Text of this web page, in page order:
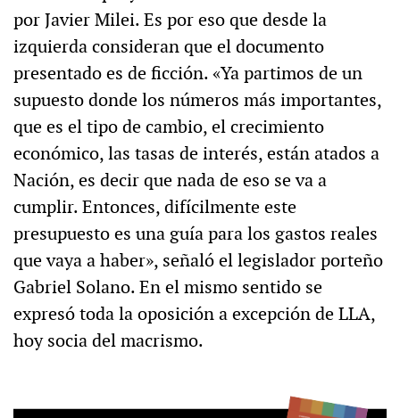
por Javier Milei. Es por eso que desde la
izquierda consideran que el documento
presentado es de ficción. «Ya partimos de un
supuesto donde los números más importantes,
que es el tipo de cambio, el crecimiento
económico, las tasas de interés, están atados a
Nación, es decir que nada de eso se va a
cumplir. Entonces, difícilmente este
presupuesto es una guía para los gastos reales
que vaya a haber», señaló el legislador porteño
Gabriel Solano. En el mismo sentido se
expresó toda la oposición a excepción de LLA,
hoy socia del macrismo.